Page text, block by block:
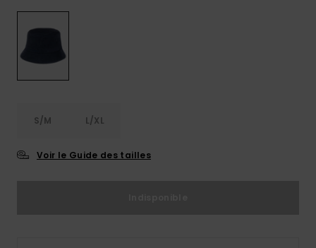
la FAQ
S/M L/XL
Voir le Guide des tailles